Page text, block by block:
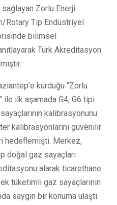
Zorlu Enerji
Rotary Tip Endüstriyel
bilimsel
Türk Akreditasyon
kurduğu “Zorlu
ilk aşamada G4, G6 tipi
kalibrasyonunu
kalibrasyonlarını güvenilir
hedeflemişti. Merkez,
doğal gaz sayaçları
alarak ticarethane
tüketimli gaz sayaçlarının
saygın bir konuma ulaştı.